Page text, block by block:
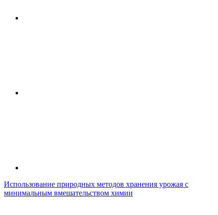
Использование природных методов хранения урожая с
минимальным вмешательством химии